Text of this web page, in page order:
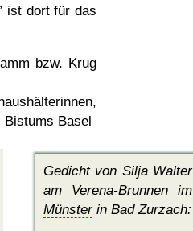
ist dort für das
bzw. Krug
Bistums Basel
Gedicht von Silja Walter
am Verena-Brunnen im
Münsterin Bad Zurzach: